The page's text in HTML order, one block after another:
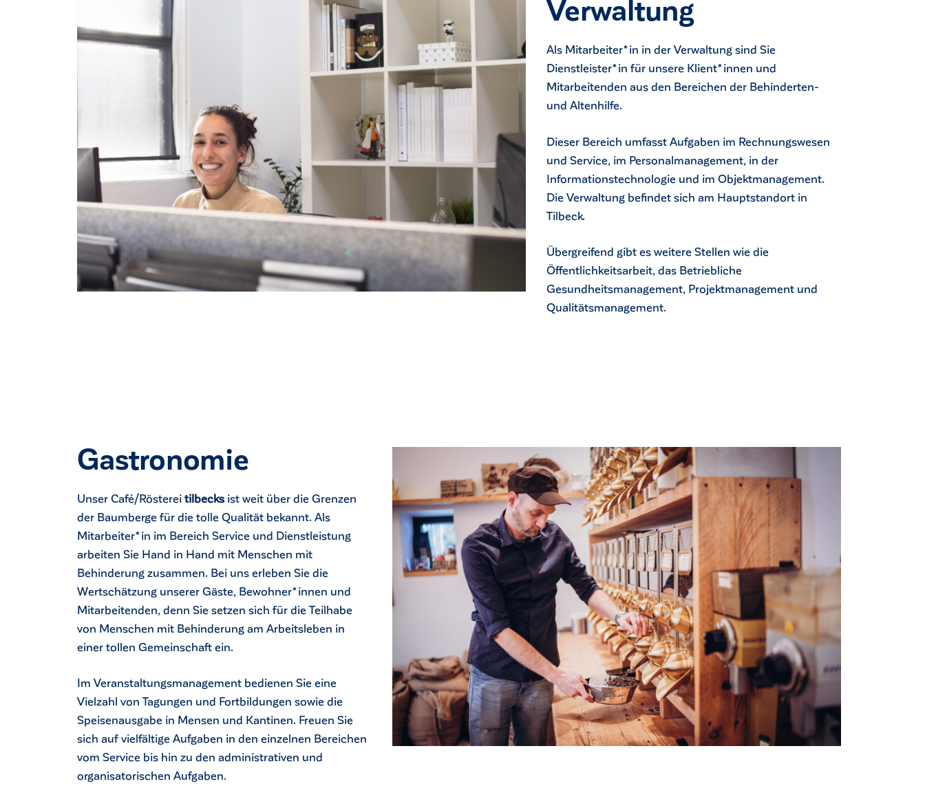
Verwaltung
Als Mitarbeiter*in in der Verwaltung sind Sie
Dienstleister*in für unsere Klient*innen und
Mitarbeitenden aus den Bereichen der Behinderten-
und Altenhilfe.
Dieser Bereich umfasst Aufgaben im Rechnungswesen
und Service, im Personalmanagement, in der
Informationstechnologie und im Objektmanagement.
Die Verwaltung befindet sich am Hauptstandort in
Tilbeck.
Übergreifend gibt es weitere Stellen wie die
Öffentlichkeitsarbeit, das Betriebliche
Gesundheitsmanagement, Projektmanagement und
Qualitätsmanagement.
Gastronomie
Unser Café/Rösterei tilbecksist weit über die Grenzen
der Baumberge für die tolle Qualität bekannt. Als
Mitarbeiter*in im Bereich Service und Dienstleistung
arbeiten Sie Hand in Hand mit Menschen mit
Behinderung zusammen. Bei uns erleben Sie die
Wertschätzung unserer Gäste, Bewohner*innen und
Mitarbeitenden, denn Sie setzen sich für die Teilhabe
von Menschen mit Behinderung am Arbeitsleben in
einer tollen Gemeinschaft ein.
Im Veranstaltungsmanagement bedienen Sie eine
Vielzahl von Tagungen und Fortbildungen sowie die
Speisenausgabe in Mensen und Kantinen. Freuen Sie
sich auf vielfältige Aufgaben in den einzelnen Bereichen
vom Service bis hin zu den administrativen und
organisatorischen Aufgaben.